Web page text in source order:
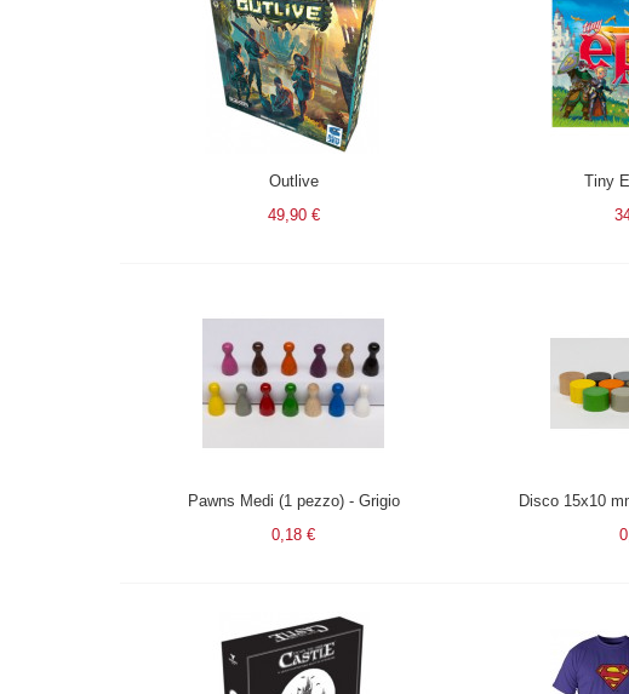
Outlive
49,90 €
Tiny
Pawns Medi (1 pezzo) - Grigio
0,18 €
Disco 15x10